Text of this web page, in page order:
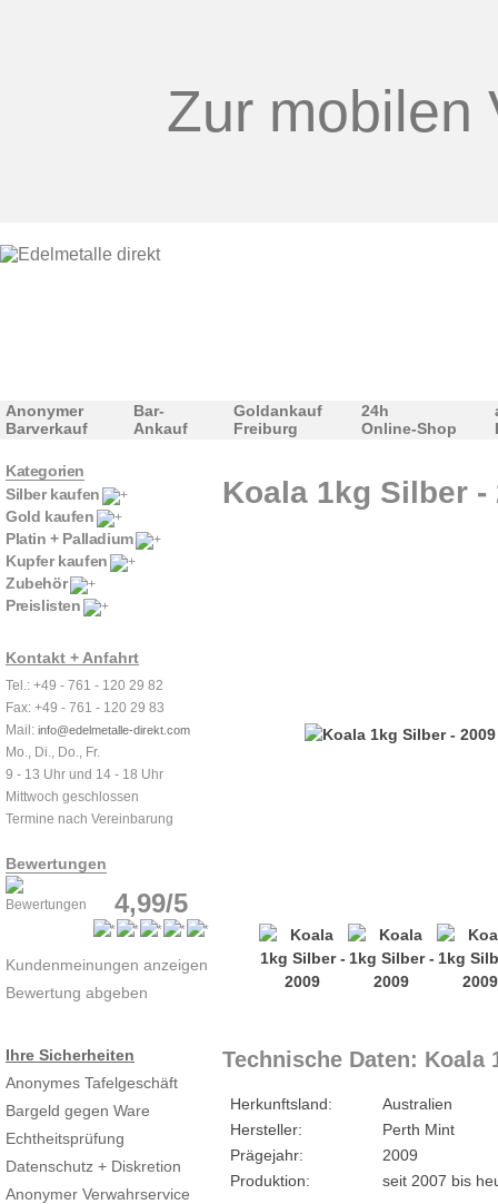
Zur mobilen
Anonymer
Barverkauf
Bar-
Ankauf
Goldankauf
Freiburg
24h
Online-Shop
Kategorien
Silber kaufen
Gold kaufen
Platin + Palladium
Kupfer kaufen
Zubehör
Preislisten
Kontakt + Anfahrt
Tel.: +49 - 761 - 120 29 82
Fax: +49 - 761 - 120 29 83
Mail: info@edelmetalle-direkt.com
Mo., Di., Do., Fr.
9 - 13 Uhr und 14 - 18 Uhr
Mittwoch geschlossen
Termine nach Vereinbarung
Bewertungen
4,99/5
Kundenmeinungen anzeigen
Bewertung abgeben
Ihre Sicherheiten
Anonymes Tafelgeschäft
Bargeld gegen Ware
Echtheitsprüfung
Datenschutz + Diskretion
Anonymer Verwahrservice
Koala 1kg Silber -
Technische Daten: Koala
Herkunftsland:
Australien
Hersteller:
Perth Mint
Prägejahr:
2009
Produktion:
seit 2007 bis